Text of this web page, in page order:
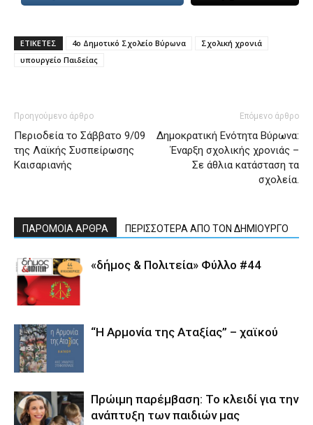
ΕΤΙΚΕΤΕΣ 4ο Δημοτικό Σχολείο Βύρωνα
Σχολική χρονιά
υπουργείο Παιδείας
Προηγούμενο άρθρο
Περιοδεία το Σάββατο 9/09
της Λαϊκής Συσπείρωσης
Καισαριανής
Επόμενο άρθρο
Δημοκρατική Ενότητα Βύρωνα:
Έναρξη σχολικής χρονιάς –
Σε άθλια κατάσταση τα
σχολεία.
ΠΑΡΟΜΟΙΑ ΑΡΘΡΑ ΠΕΡΙΣΣΟΤΕΡΑ ΑΠΟ ΤΟΝ ΔΗΜΙΟΥΡΓΟ
«δήμος & Πολιτεία» Φύλλο #44
“Η Αρμονία της Αταξίας” – χαϊκού
Πρώιμη παρέμβαση: Το κλειδί για την
ανάπτυξη των παιδιών µας